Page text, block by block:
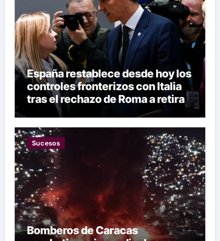
España restablece desde hoy los
controles fronterizos con Italia
tras el rechazo de Roma a retirar
las restricciones
Sucesos
Bomberos de Caracas